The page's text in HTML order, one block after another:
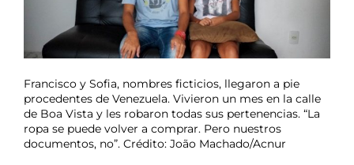
Francisco y Sofia, nombres ficticios, llegaron a pie
procedentes de Venezuela. Vivieron un mes en la calle
de Boa Vista y les robaron todas sus pertenencias. “La
ropa se puede volver a comprar. Pero nuestros
documentos, no”. Crédito: João Machado/Acnur